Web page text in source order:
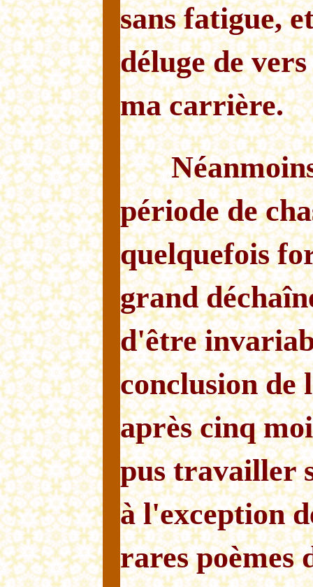
sans fatigue,
déluge de
ma carrière.
période de
quelquefois
grand
d'être
conclusion de
après cinq
pus travailler
à l'exception
rares poèmes